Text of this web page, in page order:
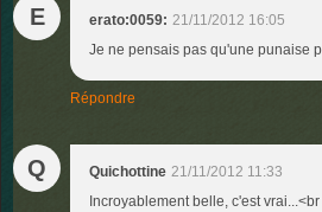
E erato:0059: 21/11/2012 16:05
Je ne pensais pas qu'une punaise
Répondre
Q Quichottine 21/11/2012 11:33
Incroyablement belle, c'est